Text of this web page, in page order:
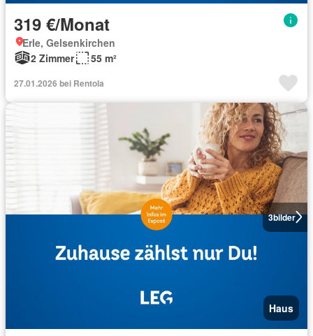
319 €/Monat
Erle, Gelsenkirchen
2 Zimmer
55 m²
27.01.2026 bei Rentola
3bilder
Haus